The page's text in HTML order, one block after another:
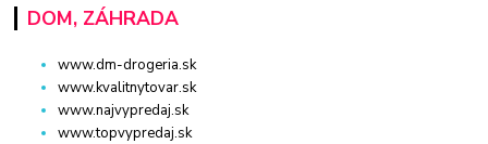
DOM, ZÁHRADA
www.dm-drogeria.sk
www.kvalitnytovar.sk
www.najvypredaj.sk
www.topvypredaj.sk